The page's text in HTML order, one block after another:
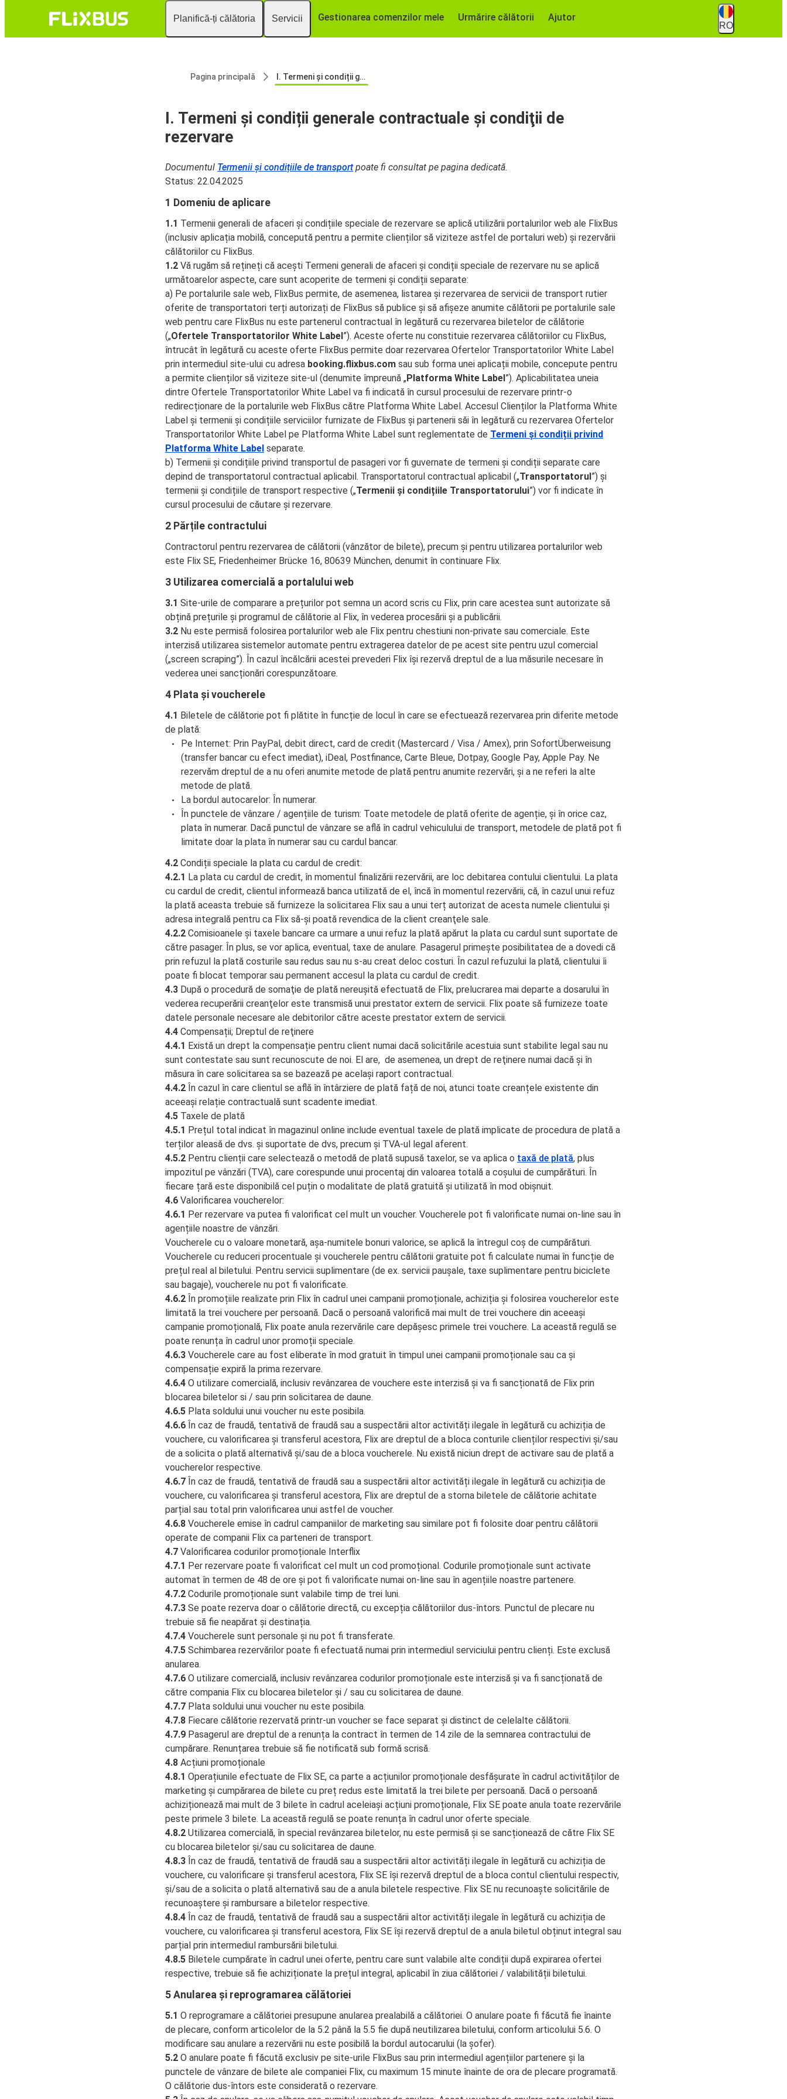
Planifică-ți călătoria Servicii Gestionarea comenzilor mele Urmărire călătorii Ajutor
RO
Pagina principală I. Termeni și condiții generale contractuale şi condiţii de rezervare
I. Termeni și condiții generale contractuale şi condiţii de
rezervare
Documentul Termenii și condițiile de transportpoate fi consultat pe pagina dedicată.
Status: 22.04.2025
1 Domeniu de aplicare
1.1 Termenii generali de afaceri și condițiile speciale de rezervare se aplică utilizării portalurilor web ale FlixBus
(inclusiv aplicația mobilă, concepută pentru a permite clienților să viziteze astfel de portaluri web) și rezervării
călătoriilor cu FlixBus.
1.2 Vă rugăm să rețineți că acești Termeni generali de afaceri și condiții speciale de rezervare nu se aplică
următoarelor aspecte, care sunt acoperite de termeni și condiții separate:
a) Pe portalurile sale web, FlixBus permite, de asemenea, listarea și rezervarea de servicii de transport rutier
oferite de transportatori terți autorizați de FlixBus să publice și să afișeze anumite călătorii pe portalurile sale
web pentru care FlixBus nu este partenerul contractual în legătură cu rezervarea biletelor de călătorie
(„Ofertele Transportatorilor White Label”). Aceste oferte nu constituie rezervarea călătoriilor cu FlixBus,
întrucât în ​​legătură cu aceste oferte FlixBus permite doar rezervarea Ofertelor Transportatorilor White Label
prin intermediul site-ului cu adresa booking.flixbus.com sau sub forma unei aplicații mobile, concepute pentru
a permite clienților să viziteze site-ul (denumite împreună „Platforma White Label”). Aplicabilitatea uneia
dintre Ofertele Transportatorilor White Label va fi indicată în cursul procesului de rezervare printr-o
redirecționare de la portalurile web FlixBus către Platforma White Label. Accesul Clienților la Platforma White
Label și termenii și condițiile serviciilor furnizate de FlixBus și partenerii săi în legătură cu rezervarea Ofertelor
Transportatorilor White Label pe Platforma White Label sunt reglementate de Termeni și condiții privind
Platforma White Label separate.
b) Termenii și condițiile privind transportul de pasageri vor fi guvernate de termeni și condiții separate care
depind de transportatorul contractual aplicabil. Transportatorul contractual aplicabil („Transportatorul”) și
termenii și condițiile de transport respective („Termenii și condițiile Transportatorului”) vor fi indicate în
cursul procesului de căutare și rezervare.
2 Părțile contractului
Contractorul pentru rezervarea de călătorii (vânzător de bilete), precum și pentru utilizarea portalurilor web
este Flix SE, Friedenheimer Brücke 16, 80639 München, denumit în continuare Flix.
3 Utilizarea comercială a portalului web
3.1 Site-urile de comparare a prețurilor pot semna un acord scris cu Flix, prin care acestea sunt autorizate să
obțină prețurile și programul de călătorie al Flix, în vederea procesării și a publicării.
3.2 Nu este permisă folosirea portalurilor web ale Flix pentru chestiuni non-private sau comerciale. Este
interzisă utilizarea sistemelor automate pentru extragerea datelor de pe acest site pentru uzul comercial
(„screen scraping”). În cazul încălcării acestei prevederi Flix își rezervă dreptul de a lua măsurile necesare în
vederea unei sancționări corespunzătoare.
4 Plata și voucherele
4.1 Biletele de călătorie pot fi plătite în funcție de locul în care se efectuează rezervarea prin diferite metode
de plată:
Pe Internet: Prin PayPal, debit direct, card de credit (Mastercard / Visa / Amex), prin SofortÜberweisung
(transfer bancar cu efect imediat), iDeal, Postfinance, Carte Bleue, Dotpay, Google Pay, Apple Pay. Ne
rezervăm dreptul de a nu oferi anumite metode de plată pentru anumite rezervări, și a ne referi la alte
metode de plată.
La bordul autocarelor: În numerar.
În punctele de vânzare / agențiile de turism: Toate metodele de plată oferite de agenție, și în orice caz,
plata în numerar. Dacă punctul de vânzare se află în cadrul vehiculului de transport, metodele de plată pot fi
limitate doar la plata în numerar sau cu cardul bancar.
4.2 Condiții speciale la plata cu cardul de credit:
4.2.1 La plata cu cardul de credit, în momentul finalizării rezervării, are loc debitarea contului clientului. La plata
cu cardul de credit, clientul informează banca utilizată de el, încă în momentul rezervării, că, în cazul unui refuz
la plată aceasta trebuie să furnizeze la solicitarea Flix sau a unui terț autorizat de acesta numele clientului și
adresa integrală pentru ca Flix să-şi poată revendica de la client creanţele sale.
4.2.2 Comisioanele și taxele bancare ca urmare a unui refuz la plată apărut la plata cu cardul sunt suportate de
către pasager. În plus, se vor aplica, eventual, taxe de anulare. Pasagerul primește posibilitatea de a dovedi că
prin refuzul la plată costurile sau redus sau nu s-au creat deloc costuri. În cazul refuzului la plată, clientului îi
poate fi blocat temporar sau permanent accesul la plata cu cardul de credit.
4.3 După o procedură de somaţie de plată nereuşită efectuată de Flix, prelucrarea mai departe a dosarului în
vederea recuperării creanţelor este transmisă unui prestator extern de servicii. Flix poate să furnizeze toate
datele personale necesare ale debitorilor către aceste prestator extern de servicii.
4.4 Compensații; Dreptul de reţinere
4.4.1 Există un drept la compensație pentru client numai dacă solicitările acestuia sunt stabilite legal sau nu
sunt contestate sau sunt recunoscute de noi. El are, de asemenea, un drept de reţinere numai dacă și în
măsura în care solicitarea sa se bazează pe același raport contractual.
4.4.2 În cazul în care clientul se află în întârziere de plată față de noi, atunci toate creanțele existente din
aceeași relație contractuală sunt scadente imediat.
4.5 Taxele de plată
4.5.1 Prețul total indicat în magazinul online include eventual taxele de plată implicate de procedura de plată a
terților aleasă de dvs. și suportate de dvs, precum și TVA-ul legal aferent.
4.5.2 Pentru clienții care selectează o metodă de plată supusă taxelor, se va aplica o taxă de plată, plus
impozitul pe vânzări (TVA), care corespunde unui procentaj din valoarea totală a coșului de cumpărături. În
fiecare țară este disponibilă cel puțin o modalitate de plată gratuită și utilizată în mod obișnuit.
4.6 Valorificarea voucherelor:
4.6.1 Per rezervare va putea fi valorificat cel mult un voucher. Voucherele pot fi valorificate numai on-line sau în
agențiile noastre de vânzări.
Voucherele cu o valoare monetară, așa-numitele bonuri valorice, se aplică la întregul coș de cumpărături.
Voucherele cu reduceri procentuale și voucherele pentru călătorii gratuite pot fi calculate numai în funcție de
prețul real al biletului. Pentru servicii suplimentare (de ex. servicii paușale, taxe suplimentare pentru biciclete
sau bagaje), voucherele nu pot fi valorificate.
4.6.2 În promoțiile realizate prin Flix în cadrul unei campanii promoționale, achiziția și folosirea voucherelor este
limitată la trei vouchere per persoană. Dacă o persoană valorifică mai mult de trei vouchere din aceeași
campanie promoțională, Flix poate anula rezervările care depășesc primele trei vouchere. La această regulă se
poate renunța în cadrul unor promoții speciale.
4.6.3 Voucherele care au fost eliberate în mod gratuit în timpul unei campanii promoționale sau ca și
compensație expiră la prima rezervare.
4.6.4 O utilizare comercială, inclusiv revânzarea de vouchere este interzisă și va fi sancționată de Flix prin
blocarea biletelor si / sau prin solicitarea de daune.
4.6.5 Plata soldului unui voucher nu este posibila.
4.6.6 În caz de fraudă, tentativă de fraudă sau a suspectării altor activități ilegale în legătură cu achiziția de
vouchere, cu valorificarea și transferul acestora, Flix are dreptul de a bloca conturile clienților respectivi și/sau
de a solicita o plată alternativă și/sau de a bloca voucherele. Nu există niciun drept de activare sau de plată a
voucherelor respective.
4.6.7 În caz de fraudă, tentativă de fraudă sau a suspectării altor activități ilegale în legătură cu achiziția de
vouchere, cu valorificarea și transferul acestora, Flix are dreptul de a storna biletele de călătorie achitate
parțial sau total prin valorificarea unui astfel de voucher.
4.6.8 Voucherele emise în cadrul campaniilor de marketing sau similare pot fi folosite doar pentru călătorii
operate de companii Flix ca parteneri de transport.
4.7 Valorificarea codurilor promoționale Interflix
4.7.1 Per rezervare poate fi valorificat cel mult un cod promoțional. Codurile promoționale sunt activate
automat în termen de 48 de ore și pot fi valorificate numai on-line sau în agențiile noastre partenere.
4.7.2 Codurile promoționale sunt valabile timp de trei luni.
4.7.3 Se poate rezerva doar o călătorie directă, cu excepția călătoriilor dus-întors. Punctul de plecare nu
trebuie să fie neapărat și destinația.
4.7.4 Voucherele sunt personale și nu pot fi transferate.
4.7.5 Schimbarea rezervărilor poate fi efectuată numai prin intermediul serviciului pentru clienți. Este exclusă
anularea.
4.7.6 O utilizare comercială, inclusiv revânzarea codurilor promoționale este interzisă și va fi sancționată de
către compania Flix cu blocarea biletelor și / sau cu solicitarea de daune.
4.7.7 Plata soldului unui voucher nu este posibila.
4.7.8 Fiecare călătorie rezervată printr-un voucher se face separat și distinct de celelalte călătorii.
4.7.9 Pasagerul are dreptul de a renunța la contract în termen de 14 zile de la semnarea contractului de
cumpărare. Renunțarea trebuie să fie notificată sub formă scrisă.
4.8 Acțiuni promoționale
4.8.1 Operațiunile efectuate de Flix SE, ca parte a acțiunilor promoționale desfășurate în cadrul activităților de
marketing și cumpărarea de bilete cu preț redus este limitată la trei bilete per persoană. Dacă o persoană
achiziționează mai mult de 3 bilete în cadrul aceleiași acțiuni promoționale, Flix SE poate anula toate rezervările
peste primele 3 bilete. La această regulă se poate renunța în cadrul unor oferte speciale.
4.8.2 Utilizarea comercială, în special revânzarea biletelor, nu este permisă și se sancționează de către Flix SE
cu blocarea biletelor și/sau cu solicitarea de daune.
4.8.3 În caz de fraudă, tentativă de fraudă sau a suspectării altor activități ilegale în legătură cu achiziția de
vouchere, cu valorificare și transferul acestora, Flix SE își rezervă dreptul de a bloca contul clientului respectiv,
și/sau de a solicita o plată alternativă sau de a anula biletele respective. Flix SE nu recunoaște solicitările de
recunoaștere și rambursare a biletelor respective.
4.8.4 În caz de fraudă, tentativă de fraudă sau a suspectării altor activități ilegale în legătură cu achiziția de
vouchere, cu valorificarea și transferul acestora, Flix SE își rezervă dreptul de a anula biletul obținut integral sau
parțial prin intermediul rambursării biletului.
4.8.5 Biletele cumpărate în cadrul unei oferte, pentru care sunt valabile alte condiții după expirarea ofertei
respective, trebuie să fie achiziționate la prețul integral, aplicabil în ziua călătoriei / valabilității biletului.
5 Anularea și reprogramarea călătoriei
5.1 O reprogramare a călătoriei presupune anularea prealabilă a călătoriei. O anulare poate fi făcută fie înainte
de plecare, conform articolelor de la 5.2 până la 5.5 fie după neutilizarea biletului, conform articolului 5.6. O
modificare sau anulare a rezervării nu este posibilă la bordul autocarului (la șofer).
5.2 O anulare poate fi făcută exclusiv pe site-urile FlixBus sau prin intermediul agențiilor partenere și la
punctele de vânzare de bilete ale companiei Flix, cu maximum 15 minute înainte de ora de plecare programată.
O călătorie dus-întors este considerată o rezervare.